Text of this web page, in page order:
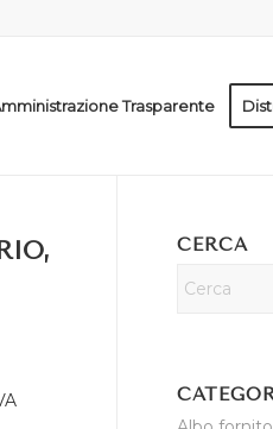
Trasparente
CERCA